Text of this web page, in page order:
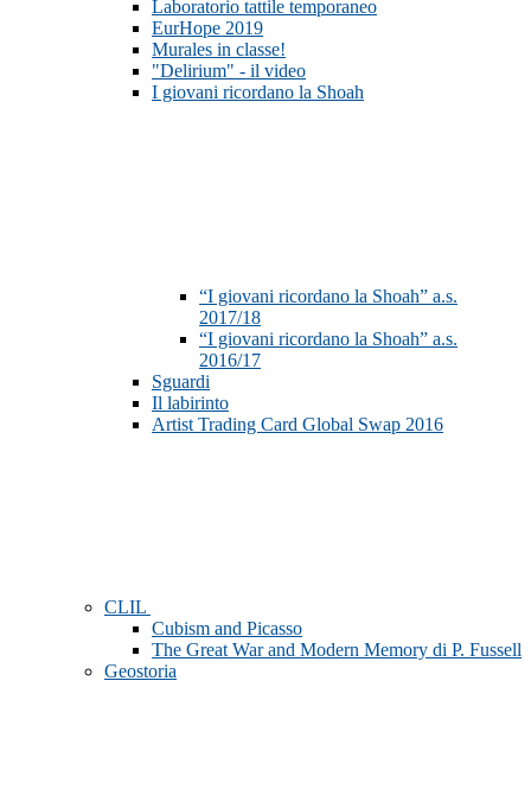
Laboratorio tattile temporaneo
EurHope 2019
Murales in classe!
"Delirium" - il video
I giovani ricordano la Shoah
“I giovani ricordano la Shoah” a.s.
2017/18
“I giovani ricordano la Shoah” a.s.
2016/17
Sguardi
Il labirinto
Artist Trading Card Global Swap 2016
CLIL
Cubism and Picasso
The Great War and Modern Memory di P. Fussell
Geostoria